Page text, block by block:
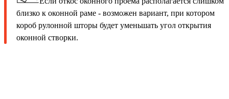
близко к оконной раме - возможен вариант, при котором
короб рулонной шторы будет уменьшать угол открытия
оконной створки.